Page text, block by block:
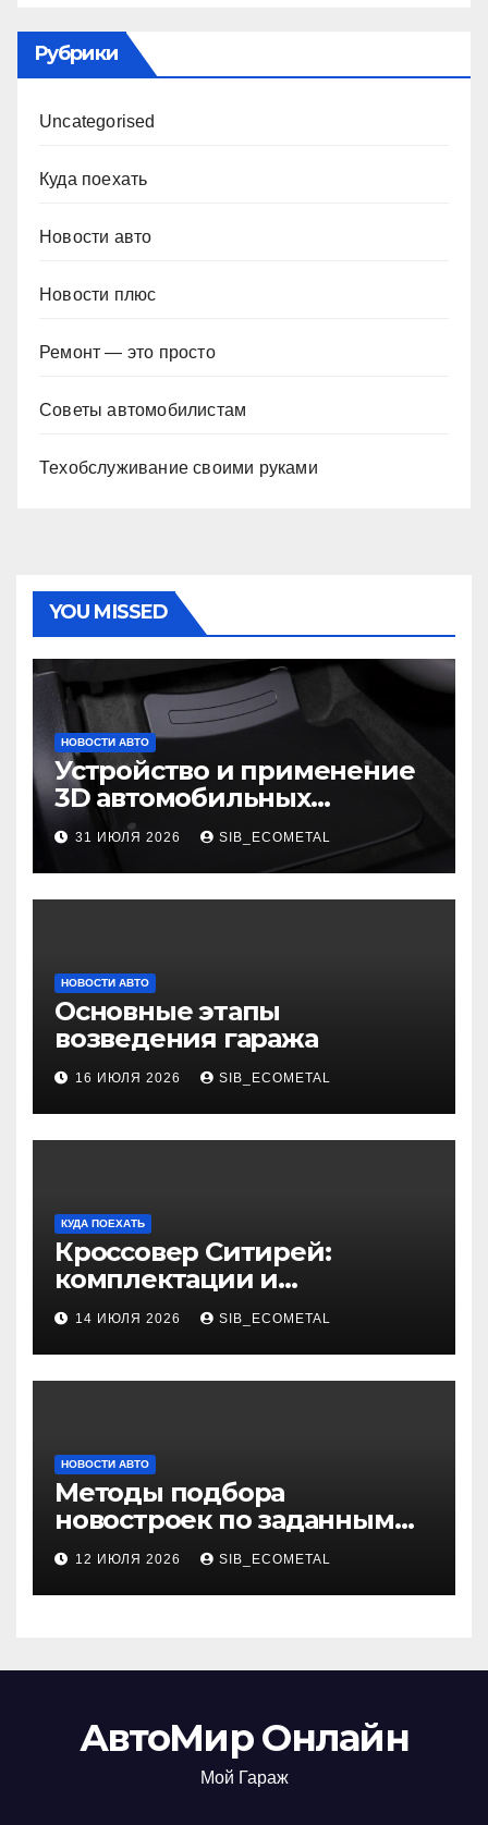
Рубрики
Uncategorised
Куда поехать
Новости авто
Новости плюс
Ремонт — это просто
Советы автомобилистам
Техобслуживание своими руками
YOU MISSED
НОВОСТИ АВТО
Устройство и применение
3D автомобильных
ковриков
31 ИЮЛЯ 2026 SIB_ECOMETAL
НОВОСТИ АВТО
Основные этапы
возведения гаража
16 ИЮЛЯ 2026 SIB_ECOMETAL
КУДА ПОЕХАТЬ
Кроссовер Ситирей:
комплектации и
характеристики
14 ИЮЛЯ 2026 SIB_ECOMETAL
НОВОСТИ АВТО
Методы подбора
новостроек по заданным
критериям
12 ИЮЛЯ 2026 SIB_ECOMETAL
АвтоМир Онлайн
Мой Гараж